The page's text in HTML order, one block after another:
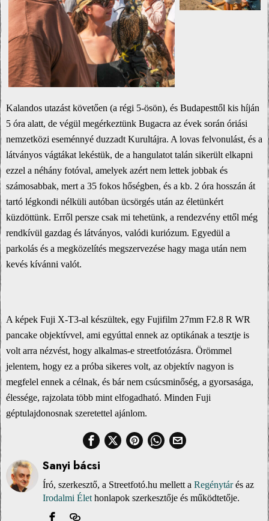
Kalandos utazást követően (a régi 5-ösön), és Budapesttől kis híján
5 óra alatt, de végül megérkeztünk Bugacra az évek során óriási
nemzetközi eseménnyé duzzadt Kurultájra. A lovas felvonulást, és a
látványos vágtákat lekéstük, de a hangulatot talán sikerült elkapni
ezzel a néhány fotóval, amelyek azért nem lettek jobbak és
számosabbak, mert a 35 fokos hőségben, és a kb. 2 óra hosszán át
tartó légkondi nélküli autóban ücsörgés után az életünkért
küzdöttünk. Erről persze csak mi tehetünk, a rendezvény ettől még
rendkívül gazdag és látványos, valódi kuriózum. Egyedül a
parkolás és a megközelítés megszervezése hagy maga után nem
kevés kívánni valót.
A képek Fuji X-T3-al készültek, egy Fujifilm 27mm F2.8 R WR
pancake objektívvel, ami egyúttal ennek az optikának a tesztje is
volt arra nézvést, hogy alkalmas-e streetfotózásra. Örömmel
jelentem, hogy ez a próba sikeres volt, az objektív nagyon is
megfelel ennek a célnak, és bár nem csúcsminőség, a gyorsasága,
élessége, rajzolata több mint elfogadható. Minden Fuji
géptulajdonosnak szeretettel ajánlom.
Sanyi bácsi
Író, szerkesztő, a Streetfotó.hu mellett a Regénytárés az
Irodalmi Élet honlapok szerkesztője és működtetője.